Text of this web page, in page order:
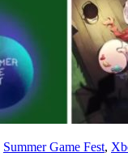
Summer Game Fest,